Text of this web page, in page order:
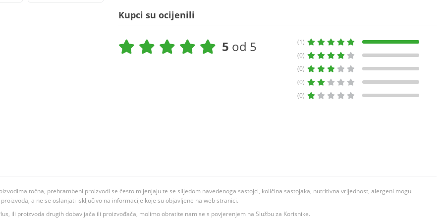
Kupci su ocijenili
5 od 5
(1)
(0)
(0)
(0)
(0)
točna, prehrambeni proizvodi se često mijenjaju te se slijedom navedenoga sastojci, količina sastojaka, nutritivna vrijednost, alergeni mogu
a ne se oslanjati isključivo na informacije koje su objavljene na web stranici.
ili proizvoda drugih dobavljača ili proizvođača, molimo obratite nam se s povjerenjem na Službu za Korisnike.